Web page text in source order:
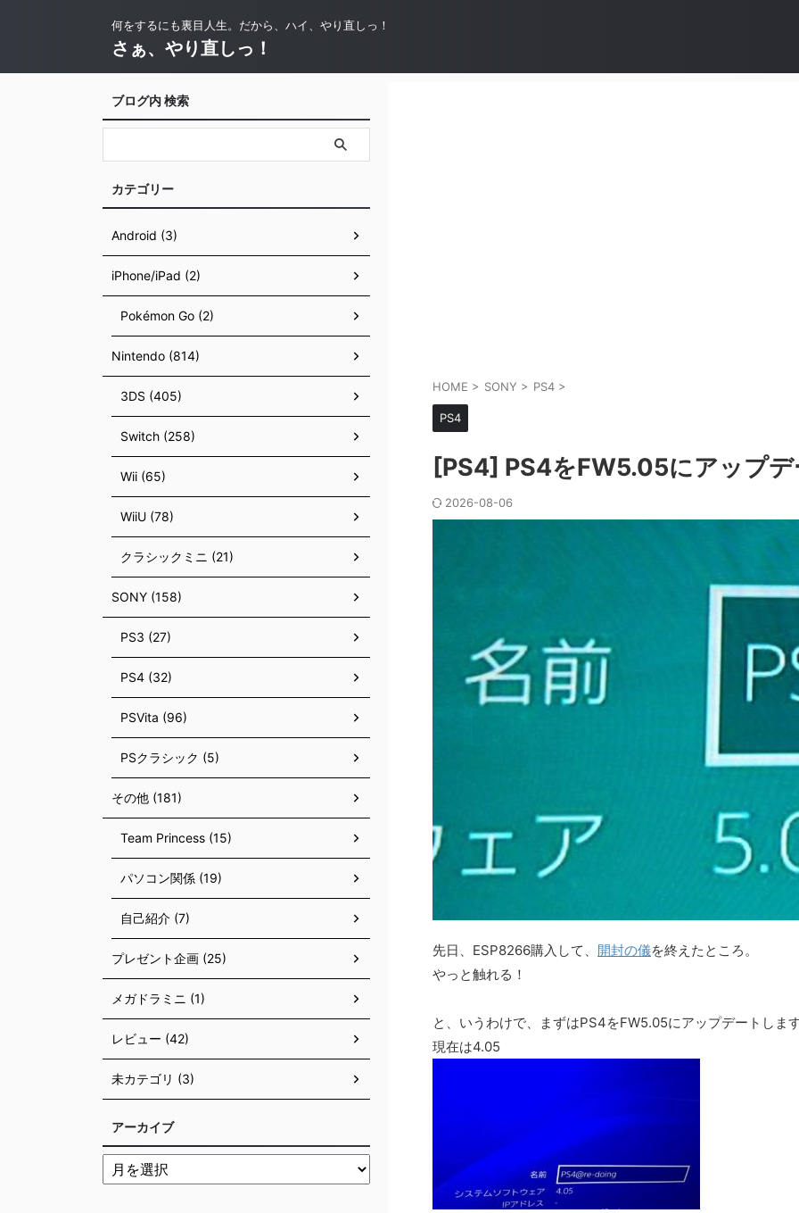
何をするにも裏目人生。だから、ハイ、やり直しっ！
さぁ、やり直しっ！
HOME > SONY > PS4 >
PS4
[PS4] PS4をFW5.05にアップ
2026-08-06
先日、ESP8266購入して、 開封の儀を終えたところ。
やっと触れる！
と、いうわけで、まずはPS4をFW5.05にアップデートしま
現在は4.05
ブログ内 検索
カテゴリー
Android (3)
iPhone/iPad (2)
Pokémon Go (2)
Nintendo (814)
3DS (405)
Switch (258)
Wii (65)
WiiU (78)
クラシックミニ (21)
SONY (158)
PS3 (27)
PS4 (32)
PSVita (96)
PSクラシック (5)
その他 (181)
Team Princess (15)
パソコン関係 (19)
自己紹介 (7)
プレゼント企画 (25)
メガドラミニ (1)
レビュー (42)
未カテゴリ (3)
アーカイブ